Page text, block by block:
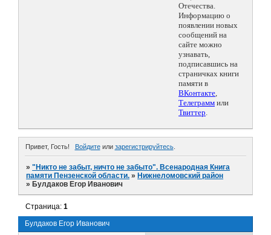
Отечества.
Информацию о
появлении новых
сообщений на
сайте можно
узнавать,
подписавшись на
страничках книги
памяти в
ВКонтакте,
Телеграмм или
Твиттер.
Привет, Гость! Войдитеили зарегистрируйтесь.
»"Никто не забыт, ничто не забыто". Всенародная Книга
памяти Пензенской области. » Нижнеломовский район
» Булдаков Егор Иванович
Булдаков Егор Иванович
Страница:1